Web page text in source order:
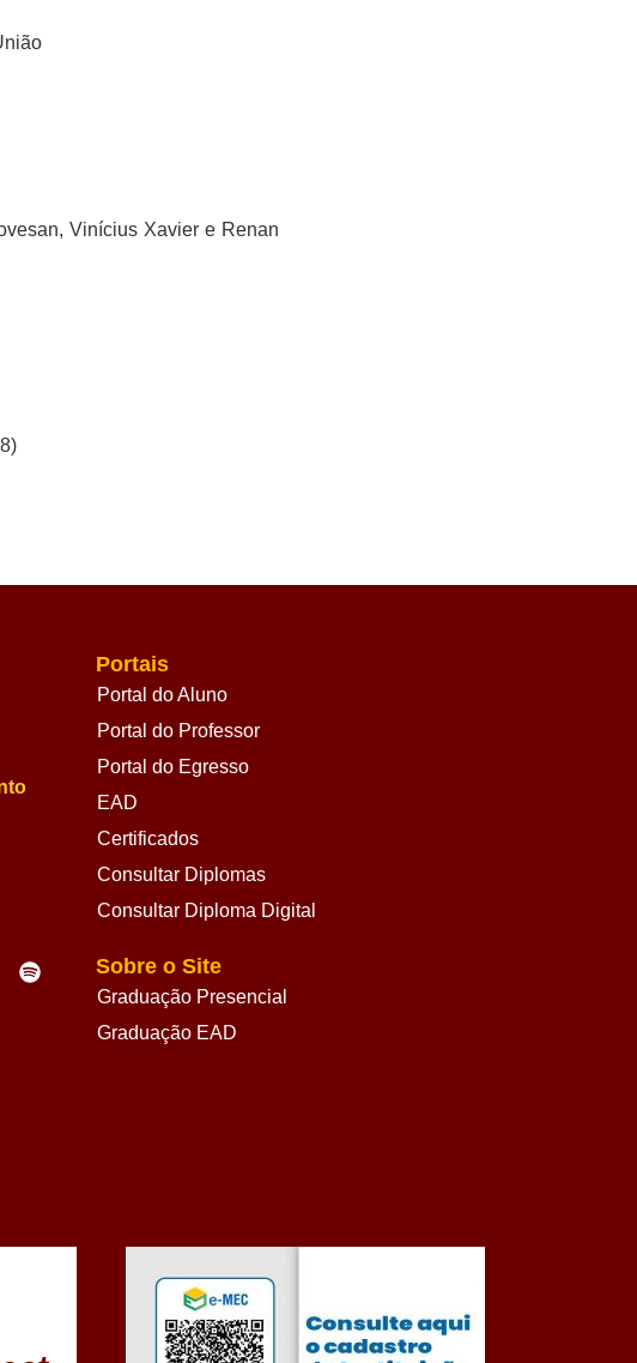
Vinícius Xavier e Renan
Portais
Portal do Aluno
Portal do Professor
Portal do Egresso
EAD
Certificados
Consultar Diplomas
Consultar Diploma Digital
Sobre o Site
Graduação Presencial
Graduação EAD